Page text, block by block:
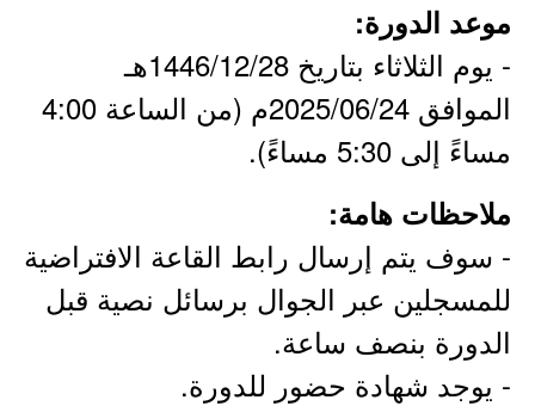
موعد الدورة:
- يوم الثلاثاء بتاريخ 1446/12/28هـ
الموافق 2025/06/24م (من الساعة 4:00
مساءً إلى 5:30 مساءً).
ملاحظات هامة:
- سوف يتم إرسال رابط القاعة الافتراضية
للمسجلين عبر الجوال برسائل نصية قبل
الدورة بنصف ساعة.
- يوجد شهادة حضور للدورة.